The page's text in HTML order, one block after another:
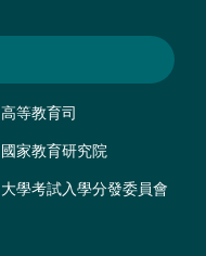
高等教育司
國家教育研究院
大學考試入學分發委員會